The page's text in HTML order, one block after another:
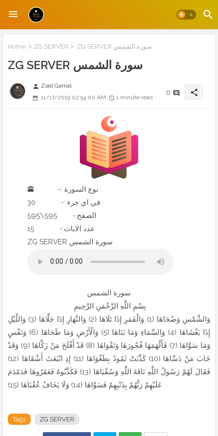
Home ZG SERVER ZG SERVER سورة الشمس
ZG SERVER سورة الشمس
person Ziad Gamal
11/17/2019 02:54:00 AM
1 minute read
0 share
🕋 -: نوع السورة
30 -: في اي جزء
595\595 -:الصفح
15 -:عدد الايات
ZG SERVER سورة الشمس
سورة الشمس
بِسْمِ اللَّهِ الرَّحْمَنِ الرَّحِيمِ
وَالشَّمْسِ وَضُحَاهَا (1) وَالْقَمَرِ إِذَا تَلَاهَا (2) وَالنَّهَارِ إِذَا جَلَّاهَا (3) وَاللَّيْلِ
إِذَا يَغْشَاهَا (4) وَالسَّمَاءِ وَمَا بَنَاهَا (5) وَالْأَرْضِ وَمَا طَحَاهَا (6) وَنَفْسٍ
وَمَا سَوَّاهَا (7) فَأَلْهَمَهَا فُجُورَهَا وَتَقْوَاهَا (8) قَدْ أَفْلَحَ مَنْ زَكَّاهَا (9) وَقَدْ
خَابَ مَنْ دَسَّاهَا (10) كَذَّبَتْ ثَمُودُ بِطَغْوَاهَا (11) إِذِ انْبَعَثَ أَشْقَاهَا (12)
فَقَالَ لَهُمْ رَسُولُ اللَّهِ نَاقَةَ اللَّهِ وَسُقْيَاهَا (13) فَكَذَّبُوهُ فَعَقَرُوهَا فَدَمْدَمَ
عَلَيْهِمْ رَبُّهُمْ بِذَنْبِهِمْ فَسَوَّاهَا (14) وَلَا يَخَافُ عُقْبَاهَا (15)
Tags ZG SERVER